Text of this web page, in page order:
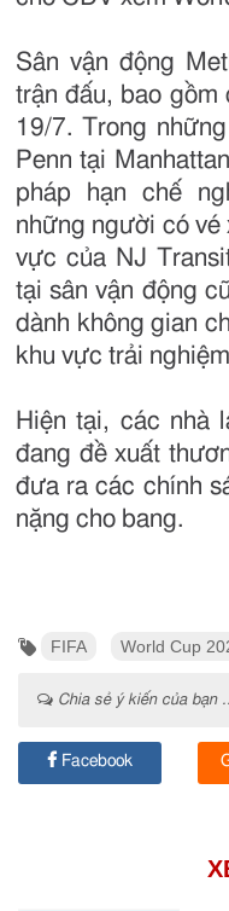
Sân vận động
trận đấu, bao gồm
19/7. Trong
Penn tại
pháp hạn chế
những người có vé
vực của NJ
tại sân vận động
dành không gian
khu vực trải
Hiện tại, các nhà
đang đề xuất
đưa ra các chính
nặng cho bang.
FIFA World Cup
Chia sẻ ý kiến của bạn
Facebook